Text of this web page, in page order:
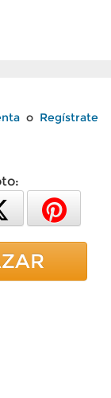
o Regístrate